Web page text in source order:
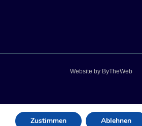
Website by ByTheWeb
Zustimmen Ablehnen